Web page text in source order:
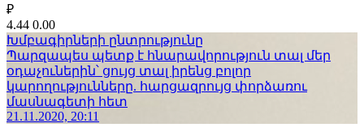
₽
4.44 0.00
Խմբագիրների ընտրությունը
Պարզապես պետք է հնարավորություն տալ մեր
օդաչուներին՝ ցույց տալ իրենց բոլոր
կարողությունները. հարցազրույց փորձառու
մասնագետի հետ
21.11.2020, 20:11